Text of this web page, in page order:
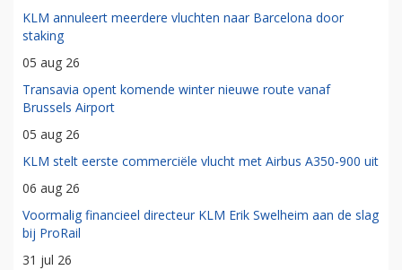
KLM annuleert meerdere vluchten naar Barcelona door
staking
05 aug 26
Transavia opent komende winter nieuwe route vanaf
Brussels Airport
05 aug 26
KLM stelt eerste commerciële vlucht met Airbus A350-900 uit
06 aug 26
Voormalig financieel directeur KLM Erik Swelheim aan de slag
bij ProRail
31 jul 26